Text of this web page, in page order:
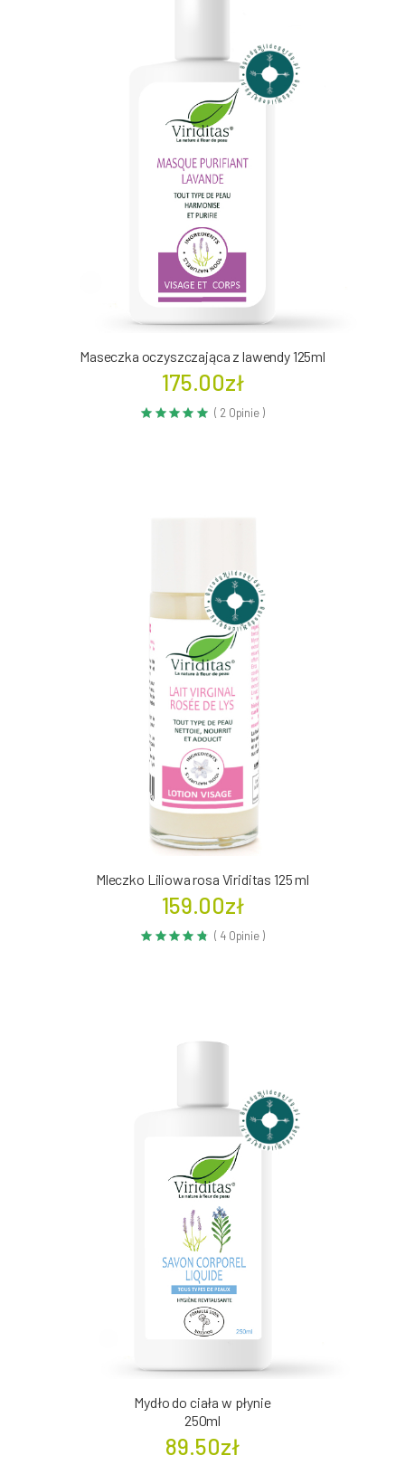
Maseczka oczyszczająca z lawendy 125ml
175.00zł
( 2 Opinie )
Mleczko Liliowa rosa Viriditas 125 ml
159.00zł
( 4 Opinie )
Mydło do ciała w płynie
250ml
89.50zł